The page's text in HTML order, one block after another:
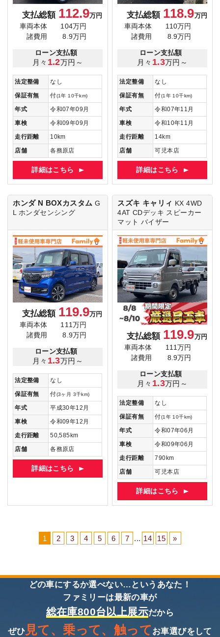
支払総額 112.9万円
車両本体
104万円
諸費用
8.9万円
ローン支払額
月々 1.2万円～
法定整備
なし
保証有無
付(1年 10千km)
年式
令和07年09月
車検
令和09年09月
走行距離
10km
店舗
各務原店
詳細はこちら
支払総額 118.9万円
車両本体
110万円
諸費用
8.9万円
ローン支払額
月々 1.3万円～
法定整備
なし
保証有無
付(1年 10千km)
年式
令和07年11月
車検
令和10年11月
走行距離
14km
店舗
可児本店
詳細はこちら
ホンダ N BOXカスタム G
L ホンダセンシング
支払総額 119.9万円
車両本体
111万円
諸費用
8.9万円
ローン支払額
月々 1.3万円～
法定整備
なし
保証有無
付(3ヶ月 3千km)
年式
平成30年12月
車検
令和09年12月
走行距離
50,585km
店舗
各務原店
詳細はこちら
スズキ キャリィ KX 4WD
4AT CDデッキ スピーカー
マット バイザー
支払総額 119.9万円
車両本体
111万円
諸費用
8.9万円
ローン支払額
月々 1.3万円～
法定整備
なし
保証有無
付(1年 10千km)
年式
令和07年06月
車検
令和09年06月
走行距離
790km
店舗
可児本店
詳細はこちら
1 2 3 4 5 6 7 ... 14 15 »
どの車にするか選べない…というあなた！
ファミリーは最新の車が
総在庫800台以上展示だから
ぜひ 見て、乗って、触って お車選びをして